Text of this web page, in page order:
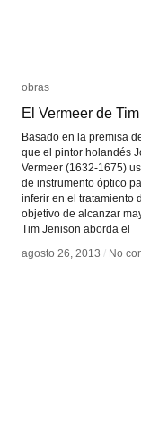
obras
El Vermeer de Tim
Basado en la premisa
que el pintor holandés
Vermeer (1632-1675)
de instrumento óptico
inferir en el tratamiento
objetivo de alcanzar
Tim Jenison aborda el
agosto 26, 2013 / No
obras
El Vermeer de Tim
agosto 26, 2013 / No